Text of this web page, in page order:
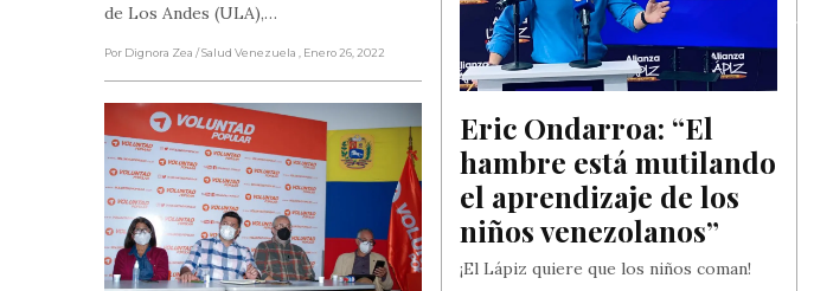
de Los Andes (ULA),…
Por Dignora Zea / Salud Venezuela , Enero 26, 2022
Eric Ondarroa: “El
hambre está mutilando
el aprendizaje de los
niños venezolanos”
¡El Lápiz quiere que los niños coman!